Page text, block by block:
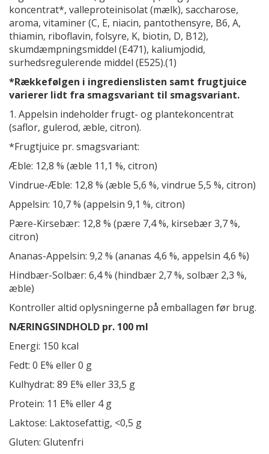
koncentrat*, valleproteinisolat (mælk), saccharose,
aroma, vitaminer (C, E, niacin, pantothensyre, B6, A,
thiamin, riboflavin, folsyre, K, biotin, D, B12),
skumdæmpningsmiddel (E471), kaliumjodid,
surhedsregulerende middel (E525).(1)
*Rækkefølgen i ingredienslisten samt frugtjuice
varierer lidt fra smagsvariant til smagsvariant.
1. Appelsin indeholder frugt- og plantekoncentrat
(saflor, gulerod, æble, citron).
*Frugtjuice pr. smagsvariant:
Æble: 12,8 % (æble 11,1 %, citron)
Vindrue-Æble: 12,8 % (æble 5,6 %, vindrue 5,5 %, citron)
Appelsin: 10,7 % (appelsin 9,1 %, citron)
Pære-Kirsebær: 12,8 % (pære 7,4 %, kirsebær 3,7 %,
citron)
Ananas-Appelsin: 9,2 % (ananas 4,6 %, appelsin 4,6 %)
Hindbær-Solbær: 6,4 % (hindbær 2,7 %, solbær 2,3 %,
æble)
Kontroller altid oplysningerne på emballagen før brug.
NÆRINGSINDHOLD pr. 100 ml
Energi: 150 kcal
Fedt: 0 E% eller 0 g
Kulhydrat: 89 E% eller 33,5 g
Protein: 11 E% eller 4 g
Laktose: Laktosefattig, <0,5 g
Gluten: Glutenfri